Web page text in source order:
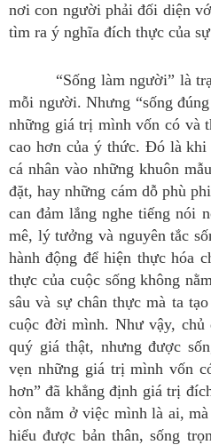
nơi con người phải đối diện
tìm ra ý nghĩa đích thực của
“Sống làm người” là
mỗi người. Nhưng “sống
những giá trị mình vốn có và
cao hơn của ý thức. Đó là khi
cá nhân vào những khuôn
đặt, hay những cám dỗ phù
can đảm lắng nghe tiếng nói
mê, lý tưởng và nguyên tắc
hành động để hiện thực hóa
thực của cuộc sống không
sâu và sự chân thực mà ta
cuộc đời mình. Như vậy,
quý giá thật, nhưng được
vẹn những giá trị mình vốn
hơn” đã khẳng định giá trị
còn nằm ở việc mình là ai,
hiểu được bản thân, sống